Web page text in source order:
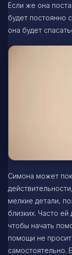
Если же она
будет постоянно
она будет
Симона может
мелкие детали,
близких. Часто
чтобы начать
помощи не
самостоятельно.